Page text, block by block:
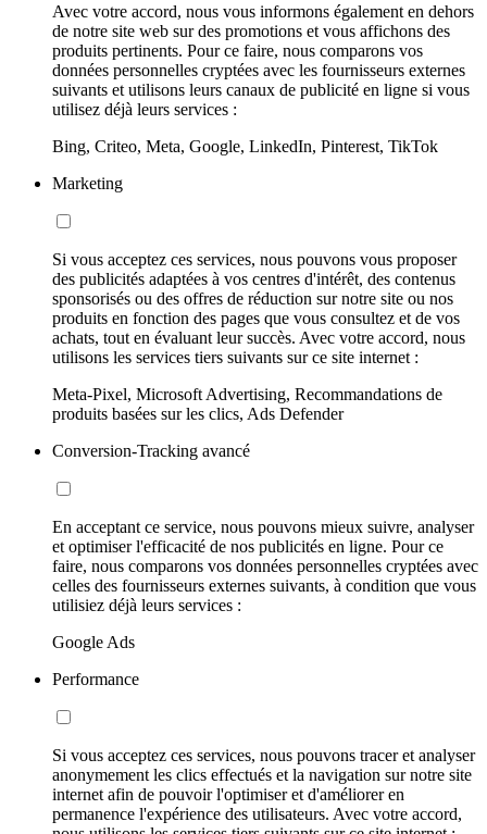
Avec votre accord, nous vous informons également en dehors
de notre site web sur des promotions et vous affichons des
produits pertinents. Pour ce faire, nous comparons vos
données personnelles cryptées avec les fournisseurs externes
suivants et utilisons leurs canaux de publicité en ligne si vous
utilisez déjà leurs services :
Bing, Criteo, Meta, Google, LinkedIn, Pinterest, TikTok
Marketing
Si vous acceptez ces services, nous pouvons vous proposer
des publicités adaptées à vos centres d'intérêt, des contenus
sponsorisés ou des offres de réduction sur notre site ou nos
produits en fonction des pages que vous consultez et de vos
achats, tout en évaluant leur succès. Avec votre accord, nous
utilisons les services tiers suivants sur ce site internet :
Meta-Pixel, Microsoft Advertising, Recommandations de
produits basées sur les clics, Ads Defender
Conversion-Tracking avancé
En acceptant ce service, nous pouvons mieux suivre, analyser
et optimiser l'efficacité de nos publicités en ligne. Pour ce
faire, nous comparons vos données personnelles cryptées avec
celles des fournisseurs externes suivants, à condition que vous
utilisiez déjà leurs services :
Google Ads
Performance
Si vous acceptez ces services, nous pouvons tracer et analyser
anonymement les clics effectués et la navigation sur notre site
internet afin de pouvoir l'optimiser et d'améliorer en
permanence l'expérience des utilisateurs. Avec votre accord,